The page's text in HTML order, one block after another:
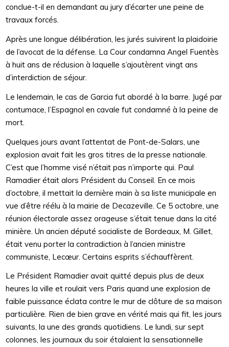
conclue-t-il en demandant au jury d’écarter une peine de
travaux forcés.
Après une longue délibération, les jurés suivirent la plaidoirie
de l’avocat de la défense. La Cour condamna Angel Fuentès
à huit ans de réclusion à laquelle s’ajoutèrent vingt ans
d’interdiction de séjour.
Le lendemain, le cas de Garcia fut abordé à la barre. Jugé par
contumace, l’Espagnol en cavale fut condamné à la peine de
mort.
Quelques jours avant l’attentat de Pont-de-Salars, une
explosion avait fait les gros titres de la presse nationale.
C’est que l’homme visé n’était pas n’importe qui. Paul
Ramadier était alors Président du Conseil. En ce mois
d’octobre, il mettait la dernière main à sa liste municipale en
vue d’être réélu à la mairie de Decazeville. Ce 5 octobre, une
réunion électorale assez orageuse s’était tenue dans la cité
minière. Un ancien député socialiste de Bordeaux, M. Gillet,
était venu porter la contradiction à l’ancien ministre
communiste, Lecœur. Certains esprits s’échauffèrent.
Le Président Ramadier avait quitté depuis plus de deux
heures la ville et roulait vers Paris quand une explosion de
faible puissance éclata contre le mur de clôture de sa maison
particulière. Rien de bien grave en vérité mais qui fit, les jours
suivants, la une des grands quotidiens. Le lundi, sur sept
colonnes, les journaux du soir étalaient la sensationnelle